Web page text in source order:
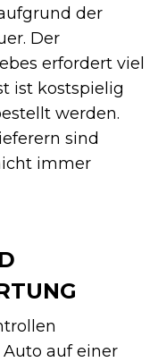
der
Der
erfordert viel
ist kostspielig
werden.
sind
immer
auf einer